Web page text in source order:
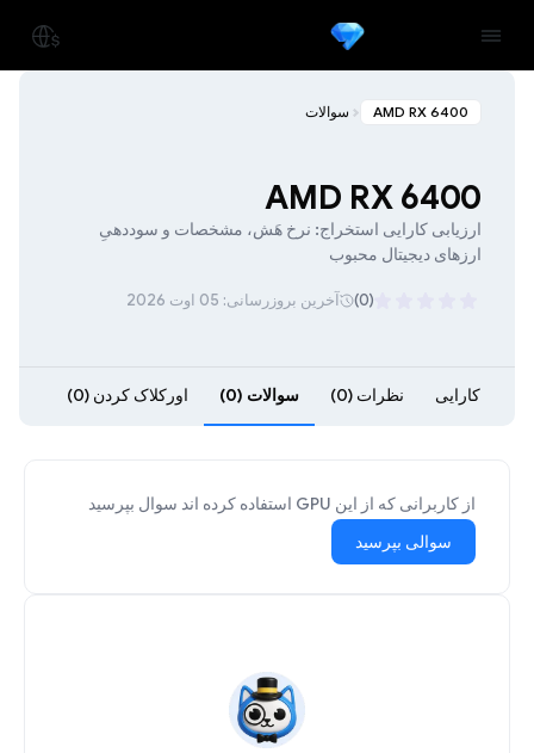
AMD RX 6400 سوالات
AMD RX 6400
ارزیابی کارایی استخراج: نرخ هَش، مشخصات و سوددهیِ
ارزهای دیجیتال محبوب
(0) آخرین بروزرسانی: 05 اوت 2026
کارایی نظرات (0) سوالات (0) اورکلاک کردن (0)
از کاربرانی که از این GPU استفاده کرده اند سوال بپرسید
سوالی بپرسید